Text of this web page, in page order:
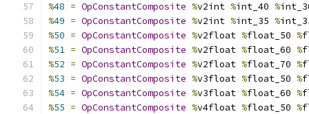
%48 = OpConstantComposite %v2int %int_40 %
%49 = OpConstantComposite %v2int %int_35 %
%50 = OpConstantComposite %v2float %float_50 %
%51 = OpConstantComposite %v2float %float_60 %
%52 = OpConstantComposite %v2float %float_70 %
%53 = OpConstantComposite %v3float %float_50 %
%54 = OpConstantComposite %v3float %float_60 %
%55 = OpConstantComposite %v4float %float_50 %